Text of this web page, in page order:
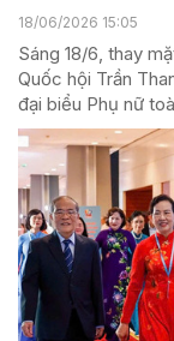
18/06/2026 15:05
Sáng 18/6, thay
Quốc hội Trần
đại biểu Phụ nữ